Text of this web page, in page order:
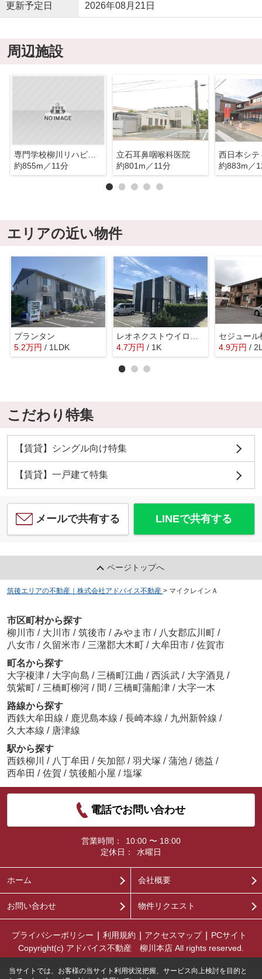
更新予定日 2026年08月21日
周辺施設
専門学校柳川リハビリテーション学院
約855m／11分
立石耳鼻咽喉科医院
約801m／11分
約883m／
エリアの近い物件
プランタン
5.2万円 / 1LDK
4.7万円 / 1K
セジュール
4.9万円 /
こだわり特集
【賃貸】シングル向け特集
【賃貸】一戸建て特集
メールで共有する LINEで共有する
ページトップへ
筑後エリアの不動産｜株式会社アドバイス不動産 > マイクレインＡ
市区町村から探す
柳川市 / 大川市 / 筑後市 / みやま市 / 八女郡広川町 /
八女市 / 久留米市 / 三潴郡大木町 / 大牟田市 / 佐賀市
町名から探す
大字榎津 / 大字向島 / 三橋町江曲 / 西浜武 / 大字酒見 /
筑紫町 / 三橋町柳河 / 間 / 三橋町蒲船津 / 大字一木
路線から探す
西鉄大牟田線 / 鹿児島本線 / 長崎本線 / 九州新幹線 /
久大本線 / 唐津線
駅から探す
西鉄柳川
/ 八丁牟田 / 矢加部 / 羽犬塚 / 蒲池 / 徳益 /
西牟田 / 佐賀 / 筑後船小屋 / 塩塚
電話でお問い合わせ
営業時間：
10:00 〜 18:00
定休日：
水曜日
ホーム 会社概要
お問い合わせ 物件リクエスト
プライバシーポリシー 利用規約 アクセスマップ
PCサイト
Copyright(c) アドバイス不動産 柳川本店 All rights reserved.
当サイトでは、お客様の当サイト利用状況把握、サービス向上検討を目的と